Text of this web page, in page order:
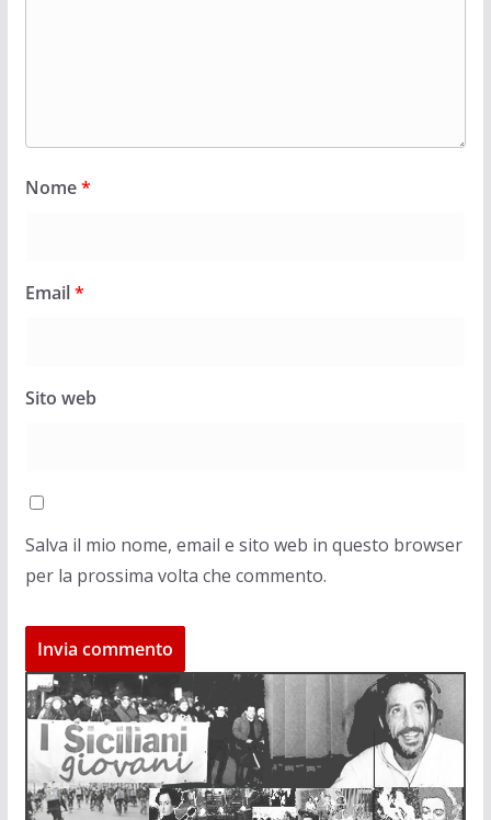
Nome*
Email*
Sito web
Salva il mio nome, email e sito web in questo browser
per la prossima volta che commento.